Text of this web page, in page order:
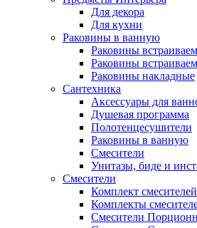
Для декора
Для кухни
Раковины в ванную
Раковины
Раковины
Раковины накладные
Сантехника
Аксессуары для
Душевая программа
Полотенцесушители
Раковины в ванную
Смесители
Унитазы, биде и
Смесители
Комплект
Комплекты
Смесители